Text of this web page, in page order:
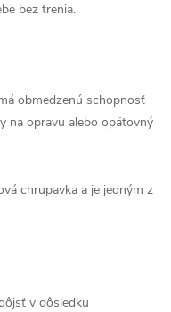
bez trenia.
obmedzenú schopnosť
na opravu alebo opätovný
chrupavka a je jedným z
v dôsledku